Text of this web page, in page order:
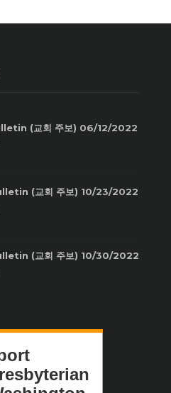
(교회 주보) 06/12/2022
(교회 주보) 10/23/2022
(교회 주보) 10/30/2022